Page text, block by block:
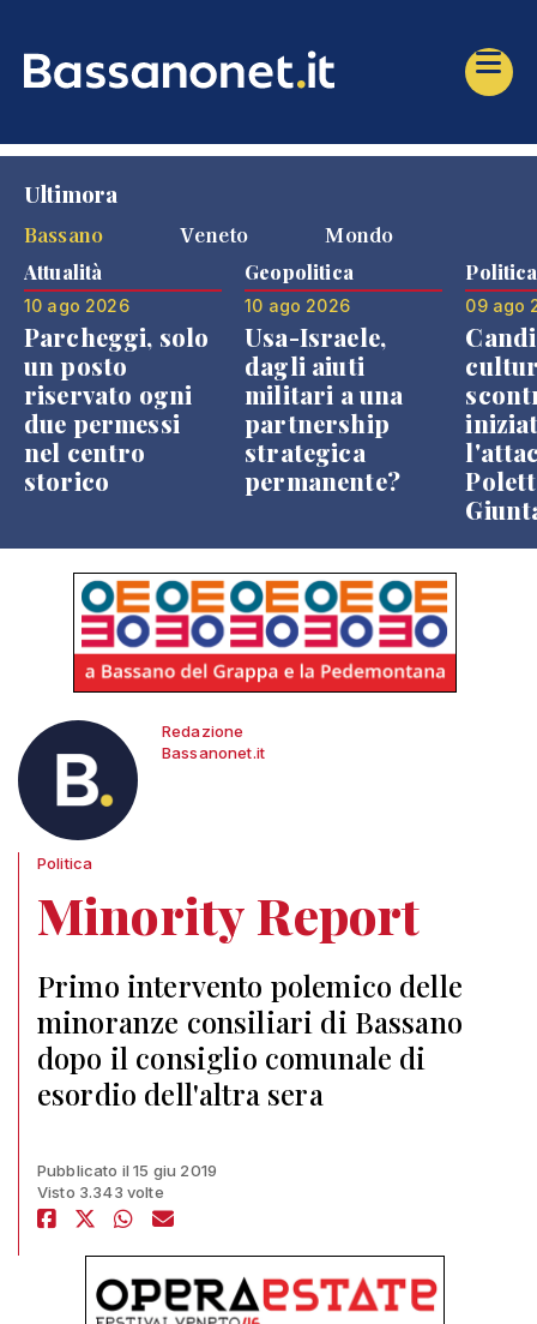
Ultimora
Bassano
Veneto Mondo
Attualità
10 ago 2026
Parcheggi, solo
un posto
riservato ogni
due permessi
nel centro
storico
Geopolitica
10 ago 2026
Usa-Israele,
dagli aiuti
militari a una
partnership
strategica
permanente?
Politica
09 ago
Redazione
Bassanonet.it
Politica
Minority Report
Primo intervento polemico delle
minoranze consiliari di Bassano
dopo il consiglio comunale di
esordio dell'altra sera
Pubblicato il 15 giu 2019
Visto 3.343 volte